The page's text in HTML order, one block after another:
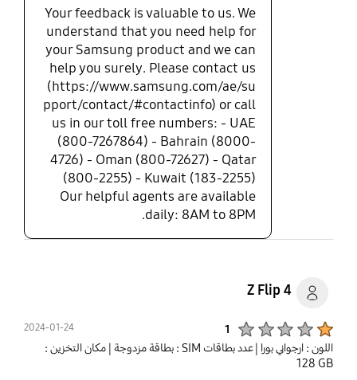
Your feedback is valuable to us. We
understand that you need help for
your Samsung product and we can
help you surely. Please contact us
(https://www.samsung.com/ae/su
pport/contact/#contactinfo) or call
us in our toll free numbers: - UAE
(800-7267864) - Bahrain (8000-
4726) - Oman (800-72627) - Qatar
(800-2255) - Kuwait (183-2255)
Our helpful agents are available
daily: 8AM to 8PM.
Z Flip 4
1
2024-01-24
اللون : ارجواني بورا | عدد بطاقات SIM : بطاقة مزدوجة
| مكان التخزين :
‎‎128 GB‎‎